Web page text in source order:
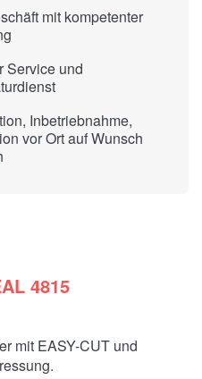
mit kompetenter
Service und
Inbetriebnahme,
vor Ort auf Wunsch
4815
mit EASY-CUT und